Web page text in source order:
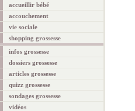
accueillir bébé
accouchement
vie sociale
shopping grossesse
infos grossesse
dossiers grossesse
articles grossesse
quizz grossesse
sondages grossesse
vidéos